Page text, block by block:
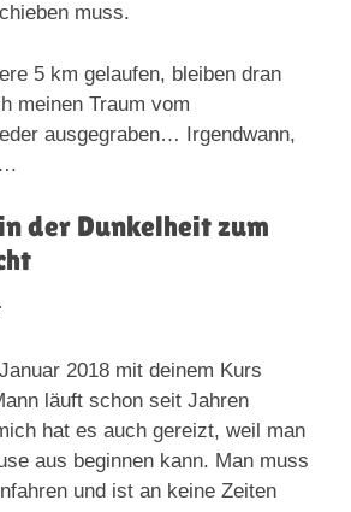
muss.
5 km gelaufen, bleiben dran
meinen Traum vom
ausgegraben… Irgendwann,
der Dunkelheit zum
2018 mit deinem Kurs
läuft schon seit Jahren
hat es auch gereizt, weil man
aus beginnen kann. Man muss
und ist an keine Zeiten